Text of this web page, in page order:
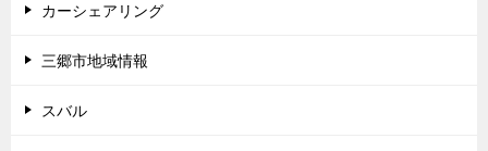
カーシェアリング
三郷市地域情報
スバル